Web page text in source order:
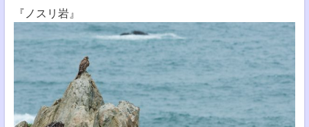
『ノスリ岩』